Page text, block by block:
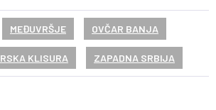
MEĐUVRŠJE OVČAR BANJA
KLISURA ZAPADNA SRBIJA